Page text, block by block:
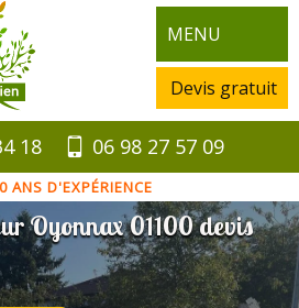
MENU
Devis gratuit
18 06 98 27 57 09
ANS D'EXPÉRIENCE
Oyonnax 01100 devis